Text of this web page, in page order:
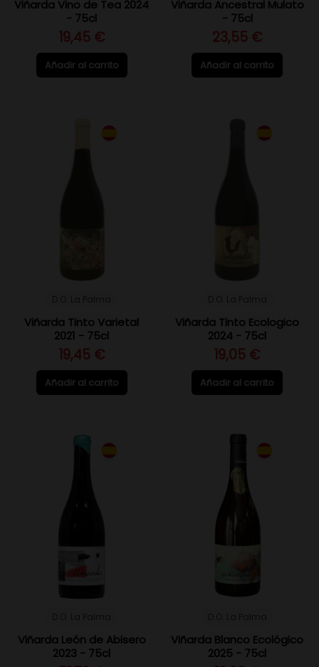
Viñarda Vino de Tea 2024
- 75cl
19,45 €
Añadir al carrito
Viñarda Ancestral Mulato
- 75cl
23,55 €
Añadir al carrito
Viñarda Tinto Varietal
2021 - 75cl
19,45 €
Añadir al carrito
Viñarda Tinto Ecologico
2024 - 75cl
19,05 €
Añadir al carrito
Viñarda León de Abisero
2023 - 75cl
Viñarda Blanco Ecológico
2025 - 75cl